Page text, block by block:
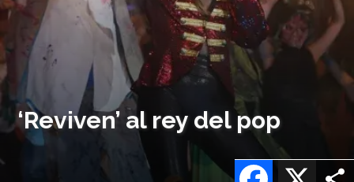
‘Reviven’ al rey del pop
X
Facebook